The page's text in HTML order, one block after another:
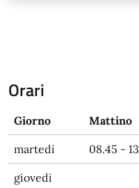
Orari
Giorno Mattino
martedi 08.45 -
giovedi